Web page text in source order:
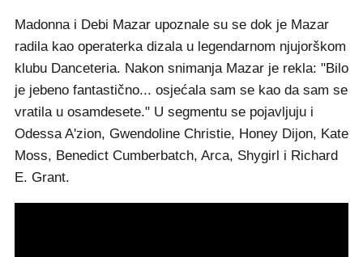
Madonna i Debi Mazar upoznale su se dok je Mazar
radila kao operaterka dizala u legendarnom njujorškom
klubu Danceteria. Nakon snimanja Mazar je rekla: "Bilo
je jebeno fantastično... osjećala sam se kao da sam se
vratila u osamdesete." U segmentu se pojavljuju i
Odessa A'zion, Gwendoline Christie, Honey Dijon, Kate
Moss, Benedict Cumberbatch, Arca, Shygirl i Richard
E. Grant.